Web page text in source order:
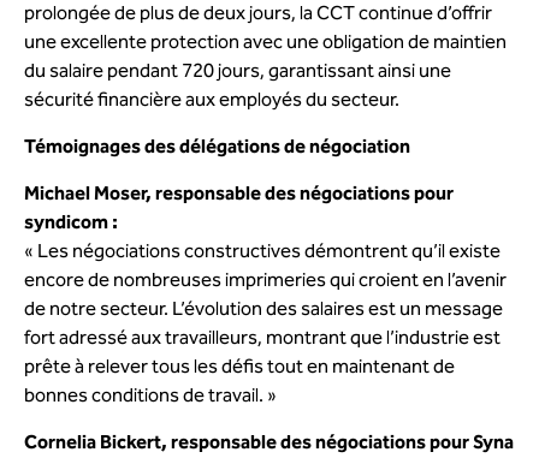
prolongée de plus de deux jours, la CCT continue d’offrir
une excellente protection avec une obligation de maintien
du salaire pendant 720 jours, garantissant ainsi une
sécurité financière aux employés du secteur.
Témoignages des délégations de négociation
Michael Moser, responsable des négociations pour
syndicom :
« Les négociations constructives démontrent qu’il existe
encore de nombreuses imprimeries qui croient en l’avenir
de notre secteur. L’évolution des salaires est un message
fort adressé aux travailleurs, montrant que l’industrie est
prête à relever tous les défis tout en maintenant de
bonnes conditions de travail. »
Cornelia Bickert, responsable des négociations pour Syna